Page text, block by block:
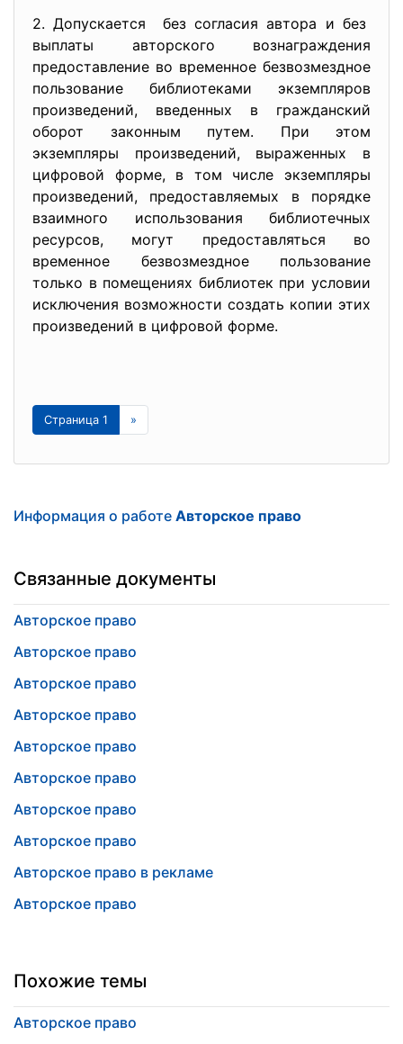
2. Допускается без согласия автора и без
выплаты авторского вознаграждения
предоставление во временное безвозмездное
пользование библиотеками экземпляров
произведений, введенных в гражданский
оборот законным путем. При этом
экземпляры произведений, выраженных в
цифровой форме, в том числе экземпляры
произведений, предоставляемых в порядке
взаимного использования библиотечных
ресурсов, могут предоставляться во
временное безвозмездное пользование
только в помещениях библиотек при условии
исключения возможности создать копии этих
произведений в цифровой форме.
Страница 1 »
Информация о работе Авторское право
Связанные документы
Авторское право
Авторское право
Авторское право
Авторское право
Авторское право
Авторское право
Авторское право
Авторское право
Авторское право в рекламе
Авторское право
Похожие темы
Авторское право